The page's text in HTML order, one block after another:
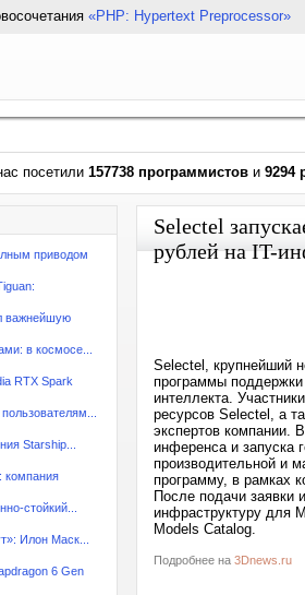
«PHP: Hypertext Preprocessor»
посетили 157738 программистов и 9294
приводом
важнейшую
в космосе...
RTX Spark
Starship...
компания
стойкий...
Илон Маск...
6 Gen
Selectel
рублей на IT-
Selectel, крупнейший
программы
интеллекта.
ресурсов Selectel, а
экспертов компании.
инференса и запуска
производительной и
программу, в рамках
После подачи заявки
инфраструктуру для
Models Catalog.
Подробнее на 3Dnews.ru